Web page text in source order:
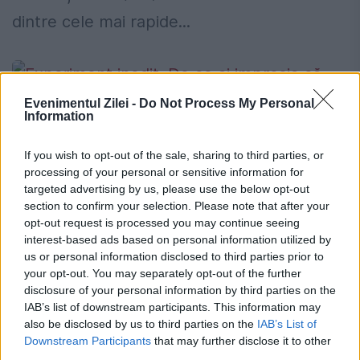
Evenimentul Zilei - Do Not Process My Personal
Information
If you wish to opt-out of the sale, sharing to third parties, or
processing of your personal or sensitive information for
targeted advertising by us, please use the below opt-out
section to confirm your selection. Please note that after your
opt-out request is processed you may continue seeing
interest-based ads based on personal information utilized by
us or personal information disclosed to third parties prior to
your opt-out. You may separately opt-out of the further
disclosure of your personal information by third parties on the
IAB’s list of downstream participants. This information may
also be disclosed by us to third parties on the IAB’s List of
Downstream Participants that may further disclose it to other
dintre cele mai rapide...
Experiment inedit. De ce ai impresia că
timpul trece mai greu atunci când
călătorești cu trenul
20 IULIE 2025
Pentru mulți oameni, senzația că o scurtă
călătorie cu trenul sau metroul pare mult
mai lungă decât în realitate este